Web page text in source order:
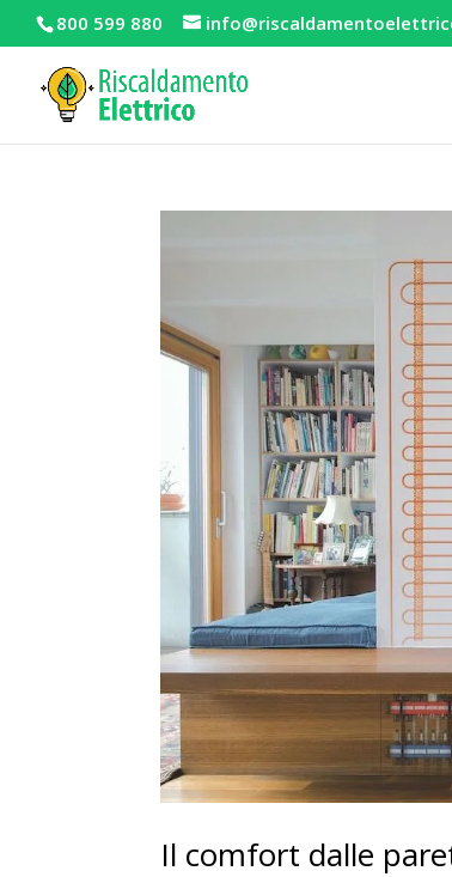
800 599 880
Il comfort dalle